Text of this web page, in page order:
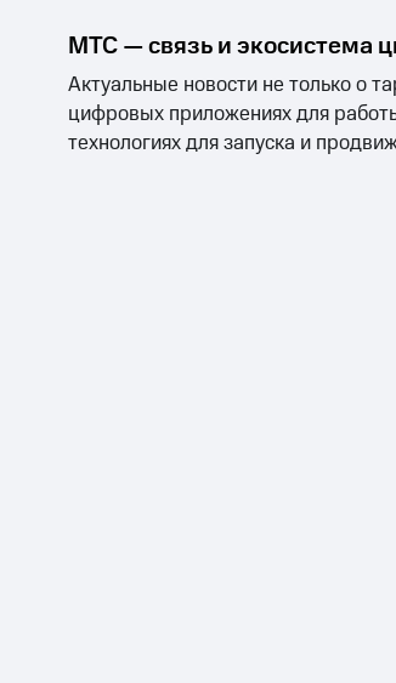
МТС — связь и экосистема
Актуальные новости не только о
цифровых приложениях для
технологиях для запуска и